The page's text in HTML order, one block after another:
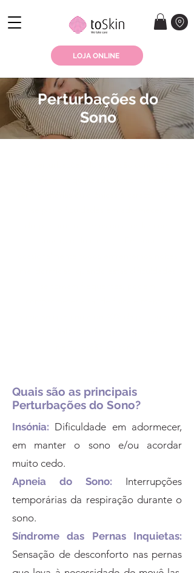
LOJA ONLINE
Perturbações do
Sono
Quais são as principais
Perturbações do Sono?
Insónia: Dificuldade em adormecer,
em manter o sono e/ou acordar
muito cedo.
Apneia do Sono: Interrupções
temporárias da respiração durante o
sono.
Síndrome das Pernas Inquietas:
Sensação de desconforto nas pernas